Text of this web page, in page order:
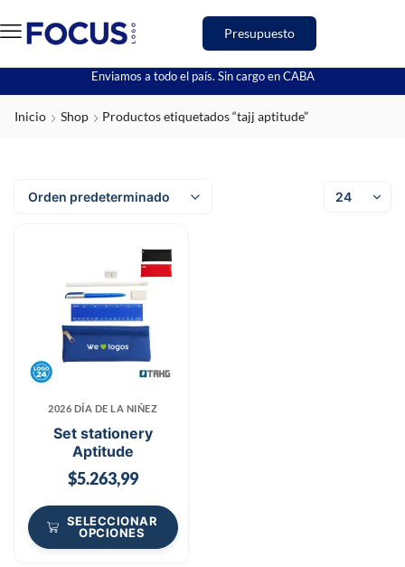
Presupuesto
Enviamos a todo el país. Sin cargo en CABA
Inicio Shop Productos etiquetados “tajj aptitude”
2026 DÍA DE LA NIÑEZ
Set stationery
Aptitude
$5.263,99
SELECCIONAR
OPCIONES